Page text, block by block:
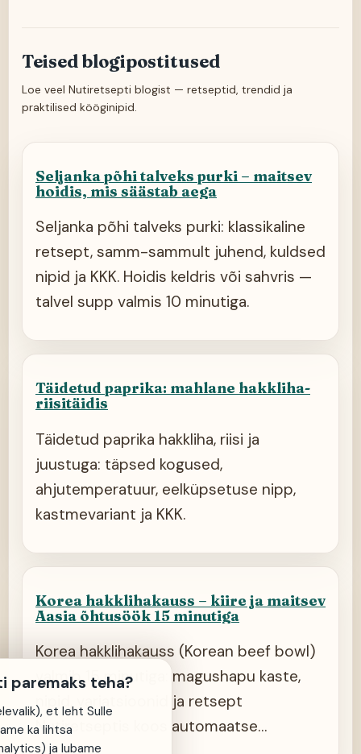
Teised blogipostitused
Loe veel Nutiretsepti blogist — retseptid, trendid ja
praktilised kööginipid.
Seljanka põhi talveks purki – maitsev
hoidis, mis säästab aega
Seljanka põhi talveks purki: klassikaline
retsept, samm-sammult juhend, kuldsed
nipid ja KKK. Hoidis keldris või sahvris —
talvel supp valmis 10 minutiga.
Täidetud paprika: mahlane hakkliha-
riisitäidis
Täidetud paprika hakkliha, riisi ja
juustuga: täpsed kogused,
ahjutemperatuur, eelküpsetuse nipp,
kastmevariant ja KKK.
Korea hakklihakauss – kiire ja maitsev
Aasia õhtusöök 15 minutiga
Korea hakklihakauss (Korean beef bowl)
valmib 15 minutiga: magushapu kaste,
nipid, variatsioonid ja retsept
Nutiretseptis koos automaatse
paremaks teha?
et leht Sulle
ka lihtsa
ja lubame